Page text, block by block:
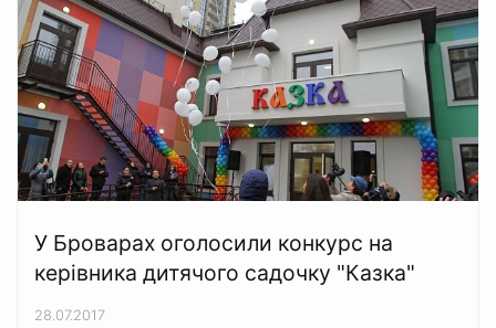
У Броварах оголосили конкурс на
керівника дитячого садочку "Казка"
28.07.2017